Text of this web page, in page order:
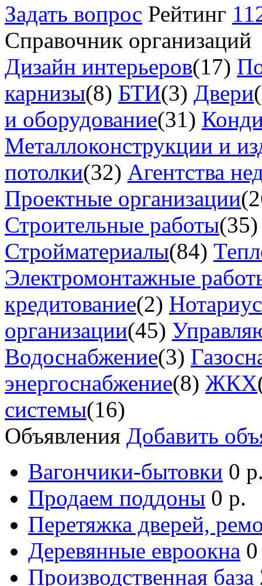
Задать вопрос Рейтинг
Справочник организаций
Дизайн интерьеров(17)
карнизы(8) БТИ(3) Двери
и оборудование(31)
Металлоконструкции и
потолки(32) Агентства
Проектные организации
Строительные работы(35)
Стройматериалы(84)
Электромонтажные
кредитование(2)
организации(45)
Водоснабжение(3)
энергоснабжение(8) ЖКХ
системы(16)
Объявления Добавить
Вагончики-бытовки 0
Продаем поддоны 0 р.
Перетяжка дверей,
Деревянные евроокна
Производственная база